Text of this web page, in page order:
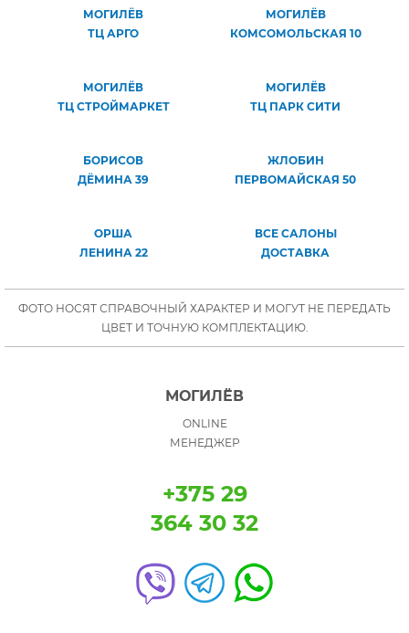
МОГИЛЁВ
ТЦ АРГО
МОГИЛЁВ
КОМСОМОЛЬСКАЯ 10
МОГИЛЁВ
ТЦ СТРОЙМАРКЕТ
МОГИЛЁВ
ТЦ ПАРК СИТИ
БОРИСОВ
ДЁМИНА 39
ЖЛОБИН
ПЕРВОМАЙСКАЯ 50
ОРША
ЛЕНИНА 22
ВСЕ САЛОНЫ
ДОСТАВКА
ФОТО НОСЯТ СПРАВОЧНЫЙ ХАРАКТЕР И МОГУТ НЕ ПЕРЕДАТЬ
ЦВЕТ И ТОЧНУЮ КОМПЛЕКТАЦИЮ.
МОГИЛЁВ
ONLINE
МЕНЕДЖЕР
+375 29
364 30 32